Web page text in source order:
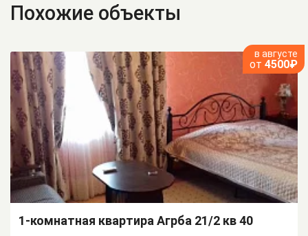
Похожие объекты
в августе
от 4500₽
1-комнатная квартира Агрба 21/2 кв 40